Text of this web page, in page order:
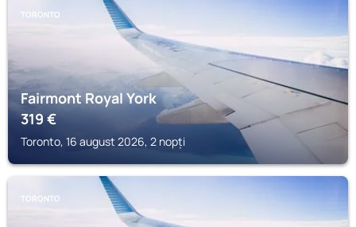
TORONTO
Fairmont Royal York
319€
Toronto, 16 august 2026, 2 nopți
TORONTO